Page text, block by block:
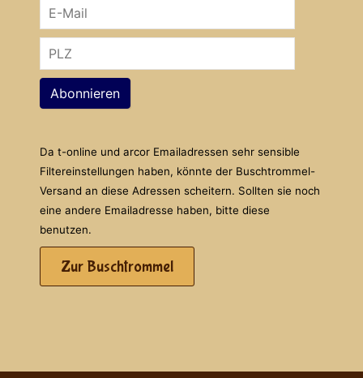
Abonnieren
Da t-online und arcor Emailadressen sehr sensible
Filtereinstellungen haben, könnte der Buschtrommel-
Versand an diese Adressen scheitern. Sollten sie noch
eine andere Emailadresse haben, bitte diese
benutzen.
Zur Buschtrommel